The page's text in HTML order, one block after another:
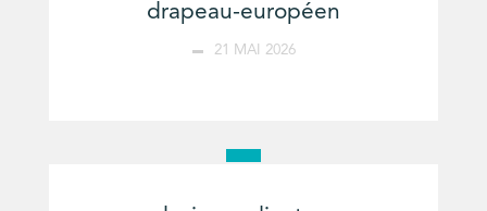
drapeau-européen
21 MAI 2026